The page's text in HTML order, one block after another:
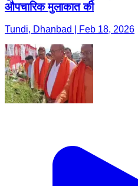
औपचारिक मुलाकात की
Tundi, Dhanbad | Feb 18, 2026